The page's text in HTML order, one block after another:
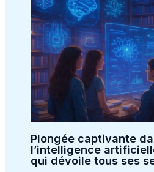
Plongée captivante
l’intelligence
qui dévoile tous ses